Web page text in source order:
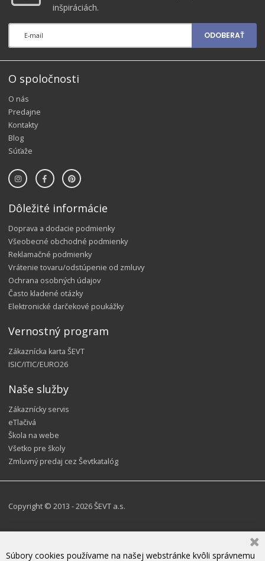
inšpiráciách.
ODOBERAŤ
O spoločnosti
O nás
Predajne
Kontakty
Blog
Súťaže
Dôležité informácie
Doprava a dodacie podmienky
Všeobecné obchodné podmienky
Reklamačné podmienky
Vrátenie tovaru/odstúpenie od zmluvy
Ochrana osobných údajov
Často kladené otázky
Elektronické darčekové poukážky
Vernostný program
Zákaznícka karta ŠEVT
ISIC/ITIC/EURO26
Naše služby
Zákaznícky servis
eTlačivá
Škola na webe
Všetko pre školy
Zmluvný predaj cez Ševtkatalóg
Copyright © 2013 - 2026 ŠEVT a.s.
Súbory cookies používame na našej webstránke kvôli správnemu